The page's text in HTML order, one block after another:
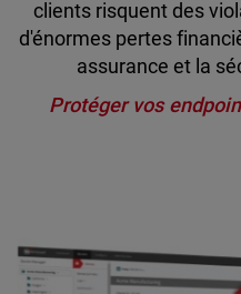
clients risquent des
d'énormes pertes
assurance et la
Protéger vos